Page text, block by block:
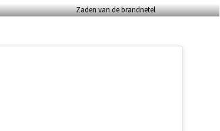
Zaden van de brandnetel